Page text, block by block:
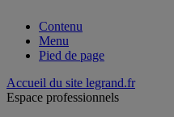
Contenu
Menu
Pied de page
Accueil du site legrand.fr
Espace professionnels